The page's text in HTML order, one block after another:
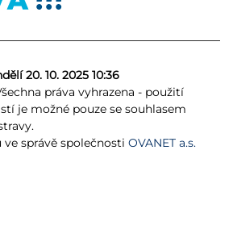
20. 10. 2025 10:36
práva vyhrazena - použití
je možné pouze se souhlasem
správě společnosti OVANET a.s.